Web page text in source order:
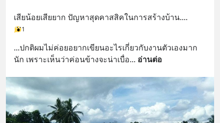
เสียน้อยเสียยาก ปัญหาสุดคาสสิคในการสร้างบ้าน....
1
...ปกติผมไม่ค่อยอยากเขียนอะไรเกี่ยวกับงานตัวเองมาก
นัก เพราะเห็นว่าค่อนข้างจะน่าเบื่อ... อ่านต่อ